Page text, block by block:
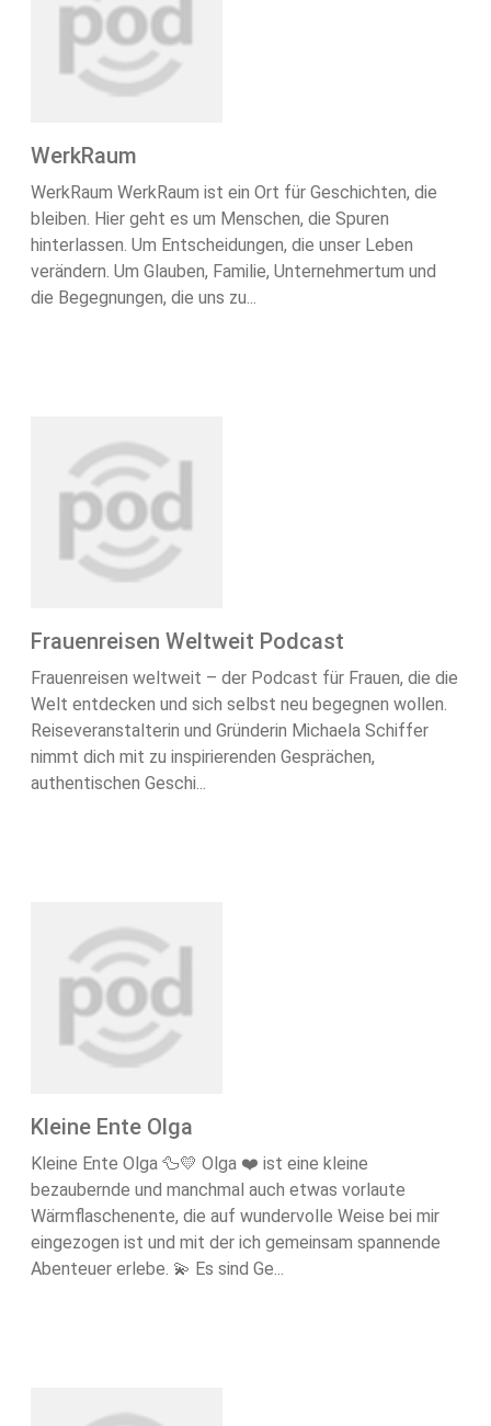
WerkRaum
WerkRaum WerkRaum ist ein Ort für Geschichten, die
bleiben. Hier geht es um Menschen, die Spuren
hinterlassen. Um Entscheidungen, die unser Leben
verändern. Um Glauben, Familie, Unternehmertum und
die Begegnungen, die uns zu...
Frauenreisen Weltweit Podcast
Frauenreisen weltweit – der Podcast für Frauen, die die
Welt entdecken und sich selbst neu begegnen wollen.
Reiseveranstalterin und Gründerin Michaela Schiffer
nimmt dich mit zu inspirierenden Gesprächen,
authentischen Geschi...
Kleine Ente Olga
Kleine Ente Olga 🦆💛 Olga ❤️ ist eine kleine
bezaubernde und manchmal auch etwas vorlaute
Wärmflaschenente, die auf wundervolle Weise bei mir
eingezogen ist und mit der ich gemeinsam spannende
Abenteuer erlebe. 💫 Es sind Ge...